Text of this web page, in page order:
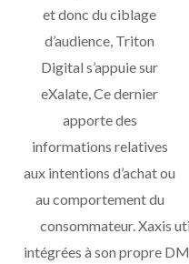
et donc du ciblage
d’audience, Triton
Digital s’appuie sur
eXalate, Ce dernier
apporte des
informations relatives
aux intentions d’achat ou
au comportement du
consommateur. Xaxis
intégrées à son propre